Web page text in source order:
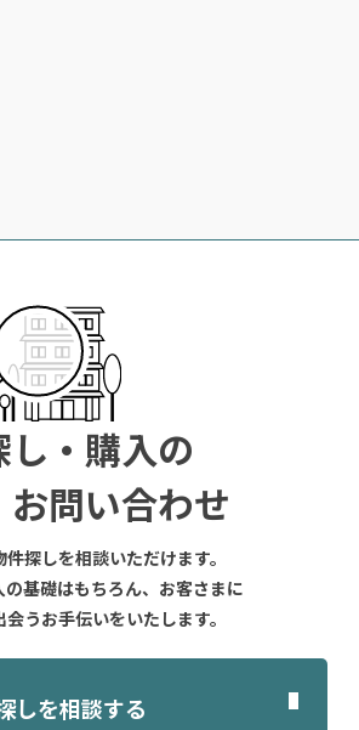
・購入の
お問い合わせ
探しを相談いただけます。
基礎はもちろん、お客さまに
うお手伝いをいたします。
しを相談する